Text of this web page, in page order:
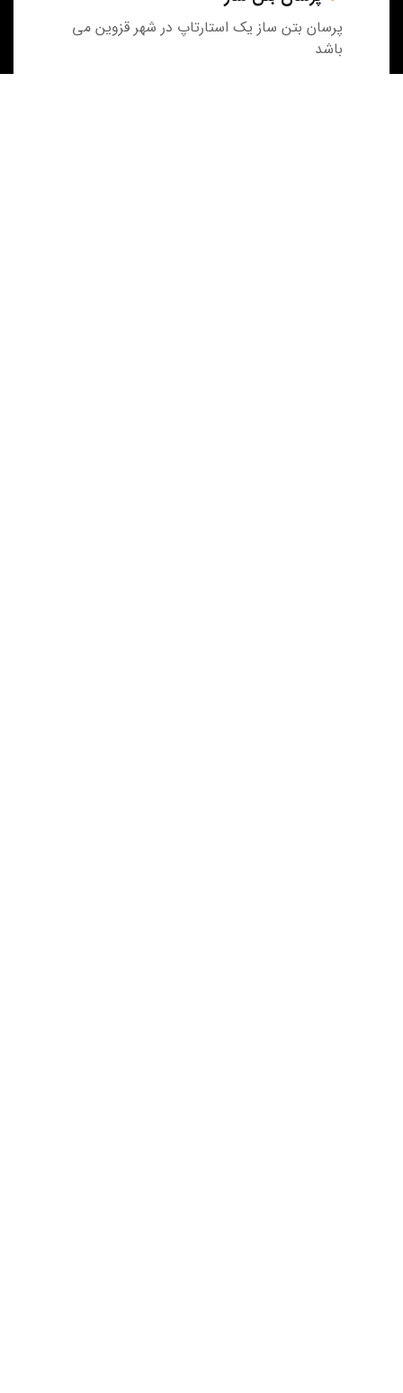
پرسان بتن ساز یک استارتاپ در شهر قزوین می
باشد